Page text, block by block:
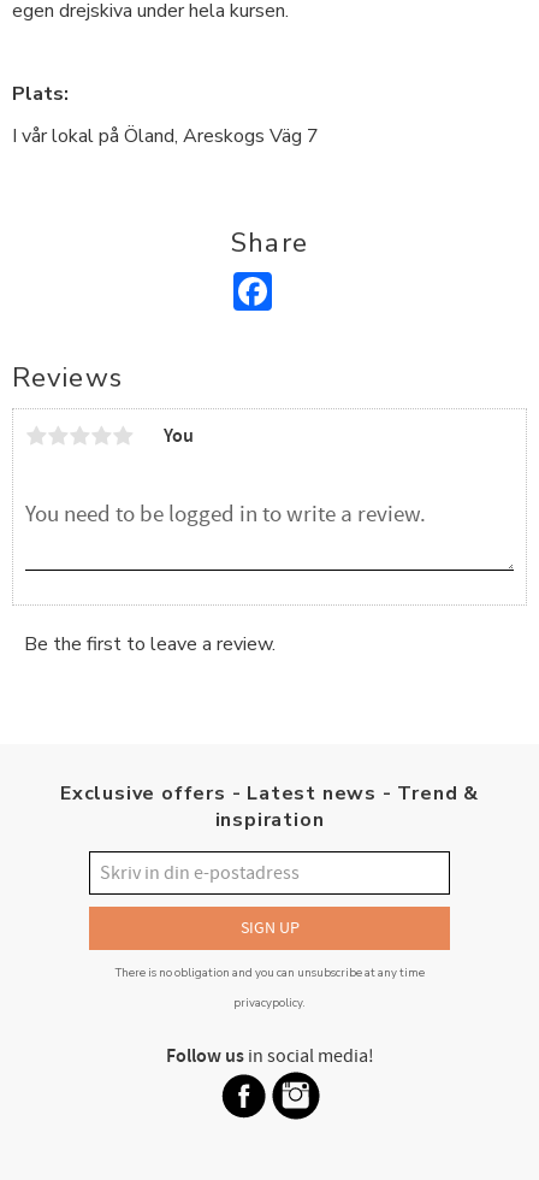
egen drejskiva under hela kursen.
Plats:
I vår lokal på Öland, Areskogs Väg 7
Share
Reviews
You
Be the first to leave a review.
Exclusive offers - Latest news - Trend &
inspiration
SIGN UP
There is no obligation and you can unsubscribe at any time
privacypolicy.
Follow usin social media!